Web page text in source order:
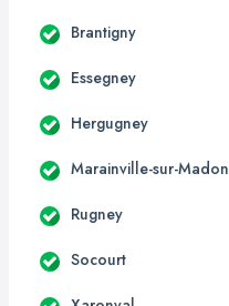
Brantigny
Essegney
Hergugney
Marainville-sur-Madon
Rugney
Socourt